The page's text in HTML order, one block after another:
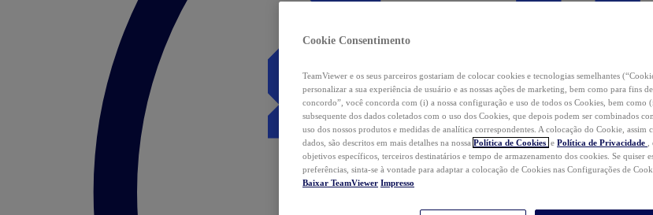
Cookie Consentimento
TeamViewer e os seus parceiros gostariam de colocar cookies e tecnologias semelhantes
personalizar a sua experiência de usuário e as nossas ações de marketing, bem como para fins
concordo”, você concorda com (i) a nossa configuração e uso de todos os Cookies, bem como
subsequente dos dados coletados com o uso dos Cookies, que depois podem ser combinados
uso dos nossos produtos e medidas de analítica correspondentes. A colocação do Cookie, assim
dados, são descritos em mais detalhes na nossa Política de Cookies e Política de Privacidade
objetivos específicos, terceiros destinatários e tempo de armazenamento dos cookies. Se quiser
preferências, sinta-se à vontade para adaptar a colocação de Cookies nas Configurações de
Baixar TeamViewer Impresso